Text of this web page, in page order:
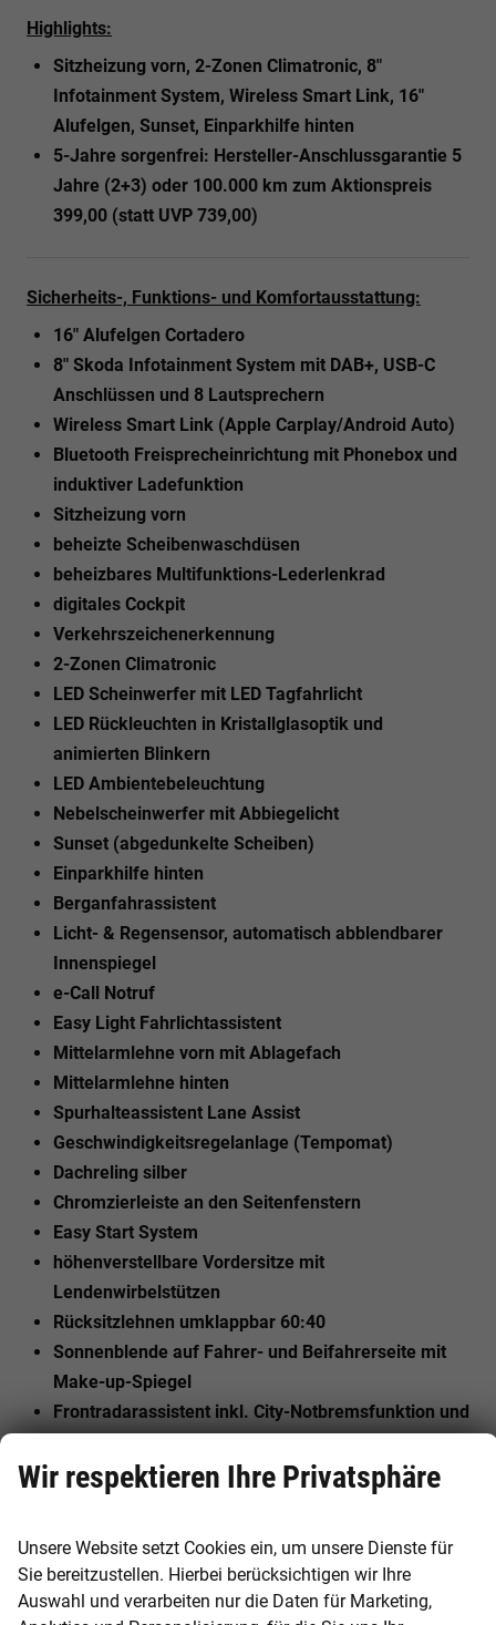
Highlights:
Sitzheizung vorn, 2-Zonen Climatronic, 8"
Infotainment System, Wireless Smart Link, 16"
Alufelgen, Sunset, Einparkhilfe hinten
5-Jahre sorgenfrei: Hersteller-Anschlussgarantie 5
Jahre (2+3) oder 100.000 km zum Aktionspreis
399,00 (statt UVP 739,00)
Sicherheits-, Funktions- und Komfortausstattung:
16" Alufelgen Cortadero
8" Skoda Infotainment System mit DAB+, USB-C
Anschlüssen und 8 Lautsprechern
Wireless Smart Link (Apple Carplay/Android Auto)
Bluetooth Freisprecheinrichtung mit Phonebox und
induktiver Ladefunktion
Sitzheizung vorn
beheizte Scheibenwaschdüsen
beheizbares Multifunktions-Lederlenkrad
digitales Cockpit
Verkehrszeichenerkennung
2-Zonen Climatronic
LED Scheinwerfer mit LED Tagfahrlicht
LED Rückleuchten in Kristallglasoptik und
animierten Blinkern
LED Ambientebeleuchtung
Nebelscheinwerfer mit Abbiegelicht
Sunset (abgedunkelte Scheiben)
Einparkhilfe hinten
Berganfahrassistent
Licht- & Regensensor, automatisch abblendbarer
Innenspiegel
e-Call Notruf
Easy Light Fahrlichtassistent
Mittelarmlehne vorn mit Ablagefach
Mittelarmlehne hinten
Spurhalteassistent Lane Assist
Geschwindigkeitsregelanlage (Tempomat)
Dachreling silber
Chromzierleiste an den Seitenfenstern
Easy Start System
höhenverstellbare Vordersitze mit
Lendenwirbelstützen
Rücksitzlehnen umklappbar 60:40
Sonnenblende auf Fahrer- und Beifahrerseite mit
Make-up-Spiegel
Frontradarassistent inkl. City-Notbremsfunktion und
elektrisch verstell-, beheiz- und anklappbare
Außenspiegel, Fahrerseite automatisch abblendend
Start-Stop Automatik
Handschuhfach beleuchtet
elektromechanische Servolenkung
Wir respektieren Ihre Privatsphäre
Unsere Website setzt Cookies ein, um unsere Dienste für
Sie bereitzustellen. Hierbei berücksichtigen wir Ihre
Auswahl und verarbeiten nur die Daten für Marketing,